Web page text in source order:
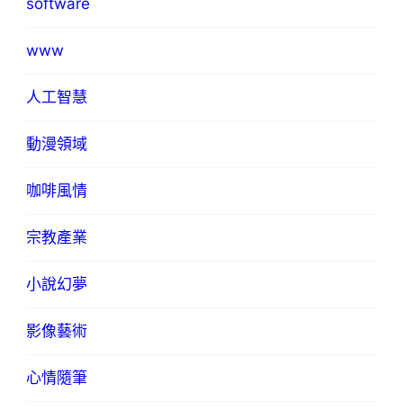
software
www
人工智慧
動漫領域
咖啡風情
宗教產業
小說幻夢
影像藝術
心情隨筆